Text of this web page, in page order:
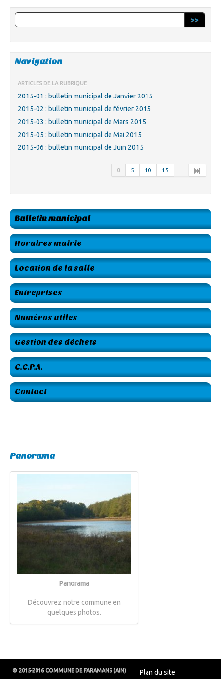
>>
Navigation
ARTICLES DE LA RUBRIQUE
2015-01 : bulletin municipal de Janvier 2015
2015-02 : bulletin municipal de février 2015
2015-03 : bulletin municipal de Mars 2015
2015-05 : bulletin municipal de Mai 2015
2015-06 : bulletin municipal de Juin 2015
0 5 10 15
Bulletin municipal
Horaires mairie
Location de la salle
Entreprises
Numéros utiles
Gestion des déchets
C.C.P.A.
Contact
Panorama
Panorama
Découvrez notre commune en
quelques photos.
© 2015-2016 COMMUNE DE FARAMANS (AIN) Plan du site